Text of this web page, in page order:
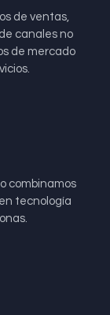
de ventas,
canales no
de mercado
combinamos
tecnología